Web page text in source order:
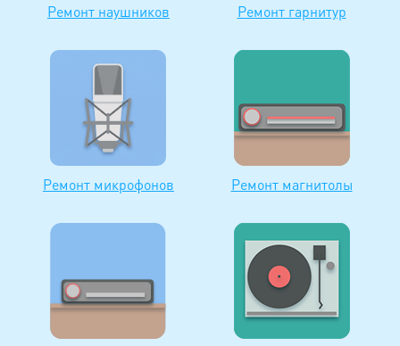
Ремонт наушников Ремонт гарнитур
Ремонт микрофонов Ремонт магнитолы